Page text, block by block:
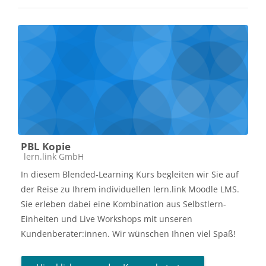
PBL Kopie
Kursbereich
lern.link GmbH
In diesem Blended-Learning Kurs begleiten wir Sie auf
der Reise zu Ihrem individuellen lern.link Moodle LMS.
Sie erleben dabei eine Kombination aus Selbstlern-
Einheiten und Live Workshops mit unseren
Kundenberater:innen. Wir wünschen Ihnen viel Spaß!